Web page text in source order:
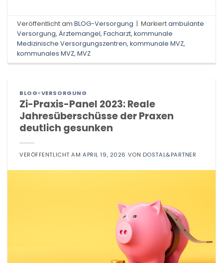
Veröffentlicht amBLOG-Versorgung | Markiertambulante
Versorgung,Ärztemangel,Facharzt,kommunale
Medizinische Versorgungszentren,kommunale MVZ,
kommunales MVZ,MVZ
BLOG-VERSORGUNG
Zi-Praxis-Panel 2023: Reale
Jahresüberschüsse der Praxen
deutlich gesunken
VERÖFFENTLICHT AMAPRIL 19, 2026 VON DOSTAL&PARTNER